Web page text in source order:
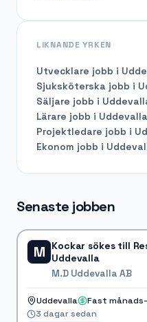
Senaste jobben
M
Kockar sökes till
Uddevalla
M.D Uddevalla AB
Uddevalla
Fast
3 dagar sedan
LIKNANDE YRKEN
Utvecklare jobb i
Sjuksköterska jobb i
Säljare jobb i
Lärare jobb i Uddevalla
Projektledare jobb i
Ekonom jobb i